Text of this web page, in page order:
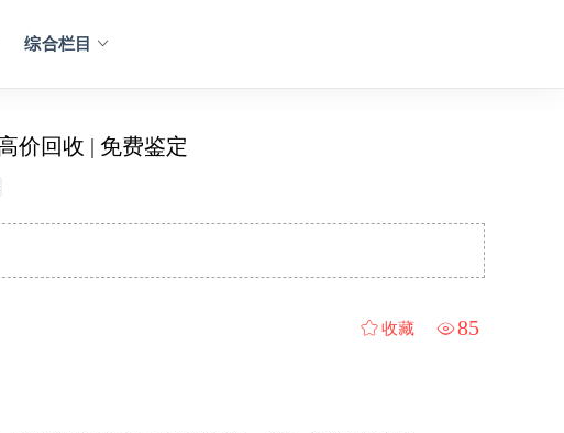
综合栏目
价回收 | 免费鉴定
85
收藏